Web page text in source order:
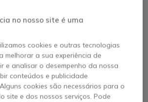
no nosso site é uma
cookies e outras tecnologias
melhorar a sua experiência de
e analisar o desempenho da nossa
conteúdos e publicidade
cookies são necessários para o
site e dos nossos serviços. Pode